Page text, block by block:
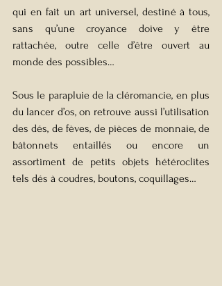
qui en fait un art universel, destiné à tous,
sans qu’une croyance doive y être
rattachée, outre celle d’être ouvert au
monde des possibles…
Sous le parapluie de la cléromancie, en plus
du lancer d’os, on retrouve aussi l’utilisation
des dés, de fèves, de pièces de monnaie, de
bâtonnets entaillés ou encore un
assortiment de petits objets hétéroclites
tels dés à coudres, boutons, coquillages…